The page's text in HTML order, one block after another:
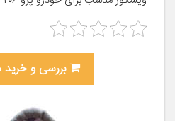
بررسی و خرید